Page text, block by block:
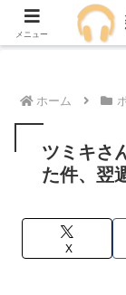
メン
ホーム
ツミキさ
た件、翌
X
メニュー